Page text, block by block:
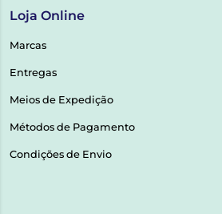
Loja Online
Marcas
Entregas
Meios de Expedição
Métodos de Pagamento
Condições de Envio